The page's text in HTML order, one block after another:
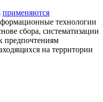
применяются
технологии
сбора, систематизации
предпочтениям
на территории